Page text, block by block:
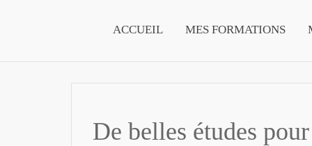
ACCUEIL MES FORMATIONS
De belles études